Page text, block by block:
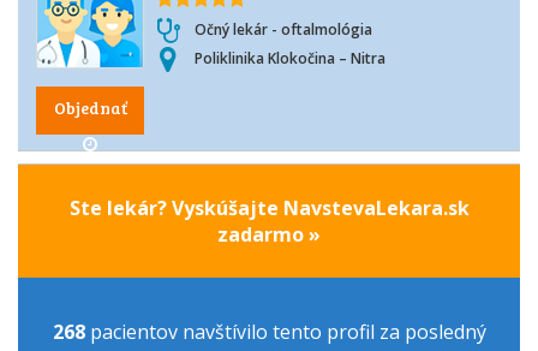
Objednať
Očný lekár - oftalmológia
Poliklinika Klokočina – Nitra
Ste lekár? Vyskúšajte NavstevaLekara.sk
zadarmo »
268pacientov navštívilo tento profil za posledný